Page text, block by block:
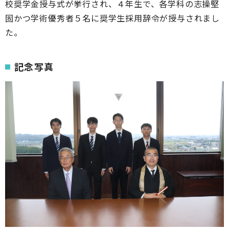
校奨学金授与式が挙行され、４年生で、各学科の志操堅
固かつ学術優秀者５名に奨学生採用辞令が授与されまし
た。
記念写真